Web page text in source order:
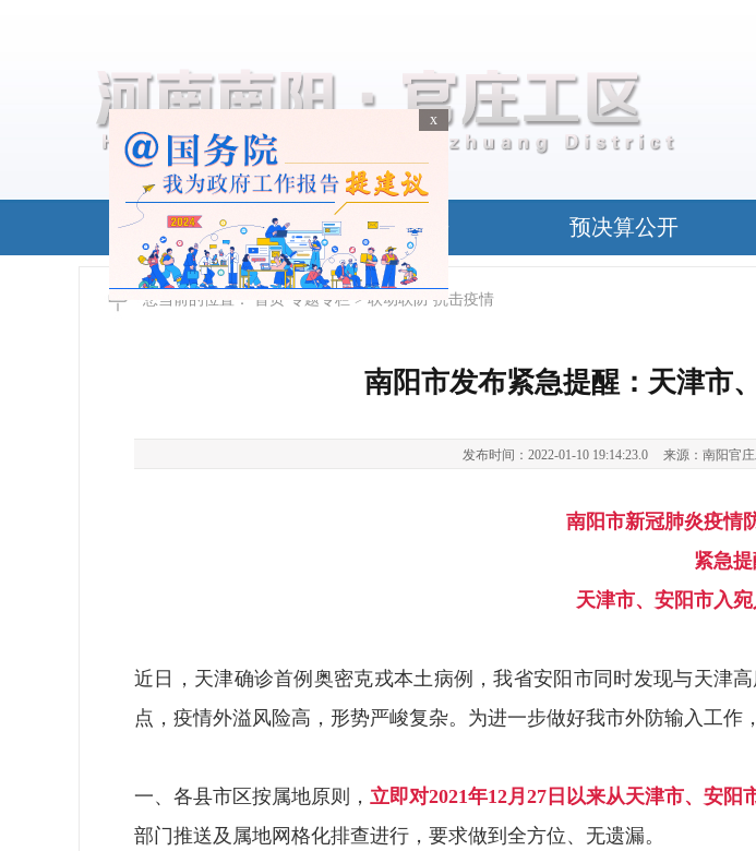
首页 政务公开 预决算公开
您当前的位置： 首页 专题专栏 > 联动联防 抗击疫情
南阳市发布紧急提醒：天津市
发布时间：2022-01-10 19:14:23.0 来源：南阳官
南阳市新冠肺炎疫情
紧急
天津市、安阳市入宛
近日，天津确诊首例奥密克戎本土病例，我省安阳市同时发现与天津
点，疫情外溢风险高，形势严峻复杂。为进一步做好我市外防输入工
一、各县市区按属地原则， 立即对2021年12月27日以来从天津市、安阳
部门推送及属地网格化排查进行，要求做到全方位、无遗漏。
x
x